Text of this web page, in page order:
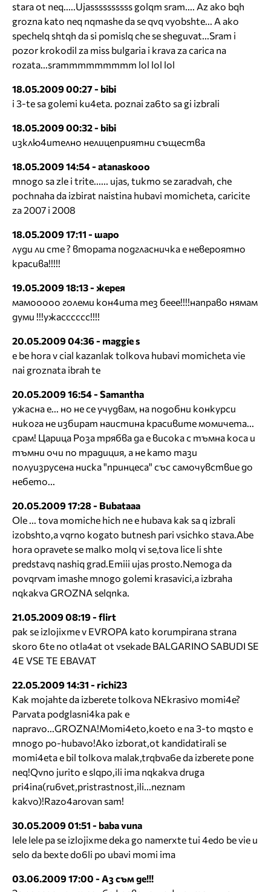
stara ot neq.....Ujassssssssss golqm sram.... Az ako bqh
grozna kato neq nqmashe da se qvq vyobshte... A ako
spechelq shtqh da si pomislq che se sheguvat...Sram i
pozor krokodil za miss bulgaria i krava za carica na
rozata...srammmmmmmmm lol lol lol
18.05.2009 00:27 - bibi
i 3-te sa golemi ku4eta. poznai za6to sa gi izbrali
18.05.2009 00:32 - bibi
изклю4ително нелицеприятни същества
18.05.2009 14:54 - atanaskooo
mnogo sa zle i trite...... ujas, tukmo se zaradvah, che
pochnaha da izbirat naistina hubavi momicheta, caricite
za 2007 i 2008
18.05.2009 17:11 - шаро
луди ли сте ? втората подгласничка е невероятно
красива!!!!!
19.05.2009 18:13 - жерея
мамооооо големи кон4ита тез беее!!!!направо нямам
думи !!!ужасссссс!!!!
20.05.2009 04:36 - maggie s
e be hora v cial kazanlak tolkova hubavi momicheta vie
nai groznata ibrah te
20.05.2009 16:54 - Samantha
ужасна е... но не се учудвам, на подобни конкурси
никога не избират наистина красивите момичета...
срам! Царица Роза трябва да е висока с тъмна коса и
тъмни очи по традиция, а не като тази
полуизрусена ниска "принцеса" със самочувствие до
небето...
20.05.2009 17:28 - Bubataaa
Ole ... tova momiche hich ne e hubava kak sa q izbrali
izobshto,a vqrno kogato butnesh pari vsichko stava.Abe
hora opravete se malko molq vi se,tova lice li shte
predstavq nashiq grad.Emiii ujas prosto.Nemoga da
povqrvam imashe mnogo golemi krasavici,a izbraha
nqkakva GROZNA selqnka.
21.05.2009 08:19 - flirt
pak se izlojixme v EVROPA kato korumpirana strana
skoro 6te no otla4at ot vsekade BALGARINO SABUDI SE
4E VSE TE EBAVAT
22.05.2009 14:31 - richi23
Kak mojahte da izberete tolkova NEkrasivo momi4e?
Parvata podglasni4ka pak e
napravo...GROZNA!Momi4eto,koeto e na 3-to mqsto e
mnogo po-hubavo!Ako izborat,ot kandidatirali se
momi4eta e bil tolkova malak,trqbva6e da izberete pone
neq!Qvno jurito e slqpo,ili ima nqkakva druga
pri4ina(ru6vet,pristrastnost,ili...neznam
kakvo)!Razo4arovan sam!
30.05.2009 01:51 - baba vuna
lele lele pa se izlojixme deka go namerxte tui 4edo be vie u
selo da bexte do6li po ubavi momi ima
03.06.2009 17:00 - Аз съм де!!!